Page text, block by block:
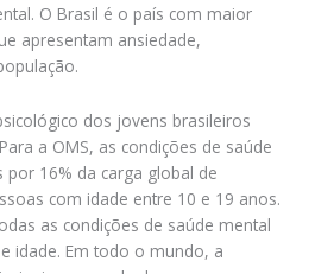
O Brasil é o país com maior
apresentam ansiedade,
dos jovens brasileiros
a OMS, as condições de saúde
16% da carga global de
com idade entre 10 e 19 anos.
as condições de saúde mental
idade. Em todo o mundo, a